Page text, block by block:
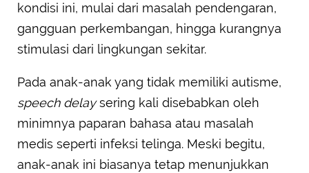
kondisi ini, mulai dari masalah pendengaran,
gangguan perkembangan, hingga kurangnya
stimulasi dari lingkungan sekitar.
Pada anak-anak yang tidak memiliki autisme,
speech delaysering kali disebabkan oleh
minimnya paparan bahasa atau masalah
medis seperti infeksi telinga. Meski begitu,
anak-anak ini biasanya tetap menunjukkan